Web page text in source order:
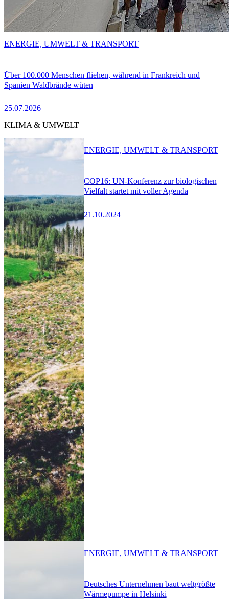
Über 100.000 Menschen fliehen, während in Frankreich und
Spanien Waldbrände wüten
25.07.2026
ENERGIE, UMWELT & TRANSPORT
KLIMA & UMWELT
COP16: UN-Konferenz zur biologischen
Vielfalt startet mit voller Agenda
21.10.2024
ENERGIE, UMWELT & TRANSPORT
Deutsches Unternehmen baut weltgrößte
Wärmepumpe in Helsinki
ENERGIE, UMWELT & TRANSPORT